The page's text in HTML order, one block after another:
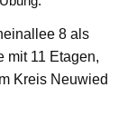
8 als
mit 11 Etagen,
Kreis Neuwied